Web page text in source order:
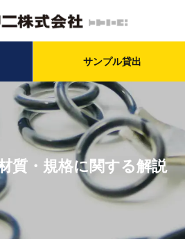
サンプル貸出
質・規格に関する解説